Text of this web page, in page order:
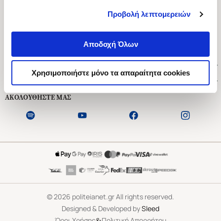
Προβολή λεπτομερειών
Αποδοχή Όλων
Χρησιμοποιήστε μόνο τα απαραίτητα cookies
Ασκληπιού 1-3, Αθήνα 106 79
Δευτέρα - Παρασκευή 09:00-21:00
Εξυπηρέτηση Πελατών
ΑΚΟΛΟΥΘΗΣΤΕ ΜΑΣ
©2026 politeianet.gr All rights reserved.
Designed & Developed bySleed